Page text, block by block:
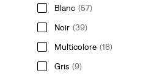
Blanc (57)
Noir (39)
Multicolore (16)
Gris (9)